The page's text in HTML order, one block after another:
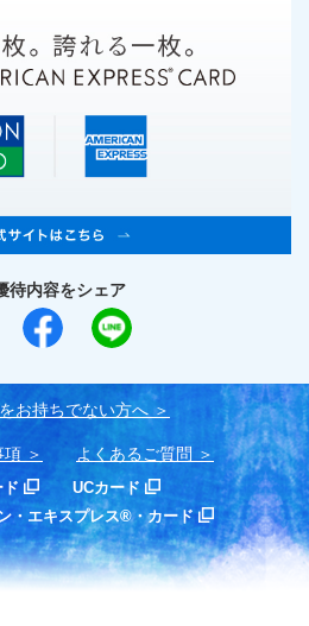
待内容をシェア
お持ちでない⽅へ
項 よくあるご質問
UCカード
・エキスプレス®・カード